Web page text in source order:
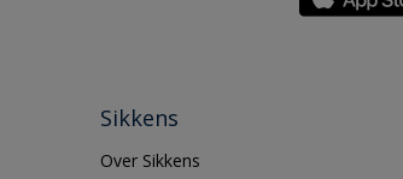
Sikkens
Over Sikkens